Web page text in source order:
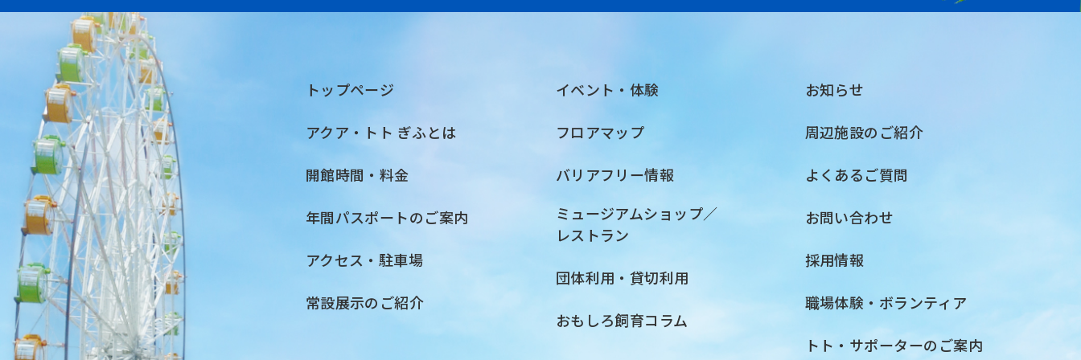
トップページ
アクア・トト ぎふとは
開館時間・料金
年間パスポートのご案内
アクセス・駐車場
常設展示のご紹介
イベント・体験
フロアマップ
バリアフリー情報
ミュージアムショップ／
レストラン
団体利用・貸切利用
おもしろ飼育コラム
お知らせ
周辺施設のご紹介
よくあるご質問
お問い合わせ
採用情報
職場体験・ボランティア
トト・サポーターのご案内